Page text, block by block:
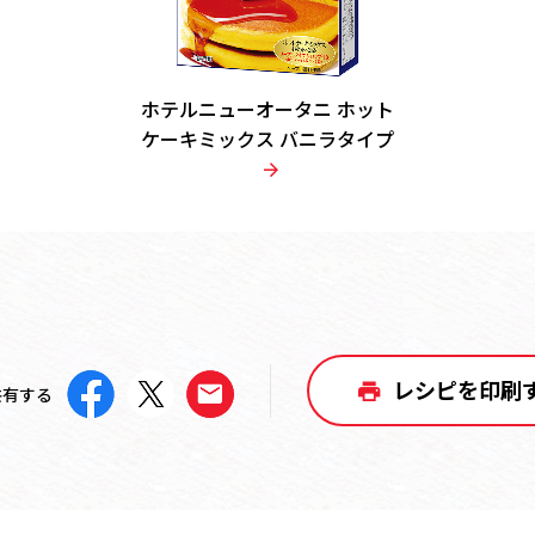
ホテルニューオータニ ホット
ケーキミックス バニラタイプ
する レシピを印刷